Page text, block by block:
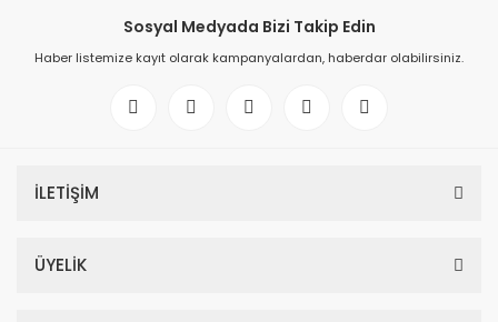
Sosyal Medyada Bizi Takip Edin
Haber listemize kayıt olarak kampanyalardan, haberdar olabilirsiniz.
İLETİŞİM
ÜYELİK